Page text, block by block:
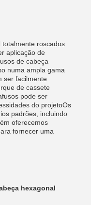
roscados
aplicação de
de cabeça
numa ampla gama
ser facilmente
de cassete
pode ser
do projetoOs
padrões, incluindo
oferecemos
fornecer uma
hexagonal